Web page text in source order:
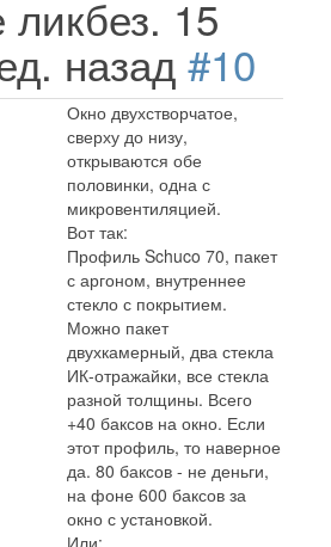
15
назад #10
Окно двухстворчатое,
сверху до низу,
открываются обе
половинки, одна с
микровентиляцией.
Вот так:
Профиль Schuco 70, пакет
с аргоном, внутреннее
стекло с покрытием.
Можно пакет
двухкамерный, два стекла
ИК-отражайки, все стекла
разной толщины. Всего
+40 баксов на окно. Если
этот профиль, то наверное
да. 80 баксов - не деньги,
на фоне 600 баксов за
окно с установкой.
Или: